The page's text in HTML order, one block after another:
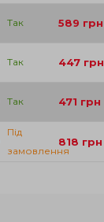
Так 589 грн
Так 447 грн
Так 471 грн
Під
замовлення
818 грн